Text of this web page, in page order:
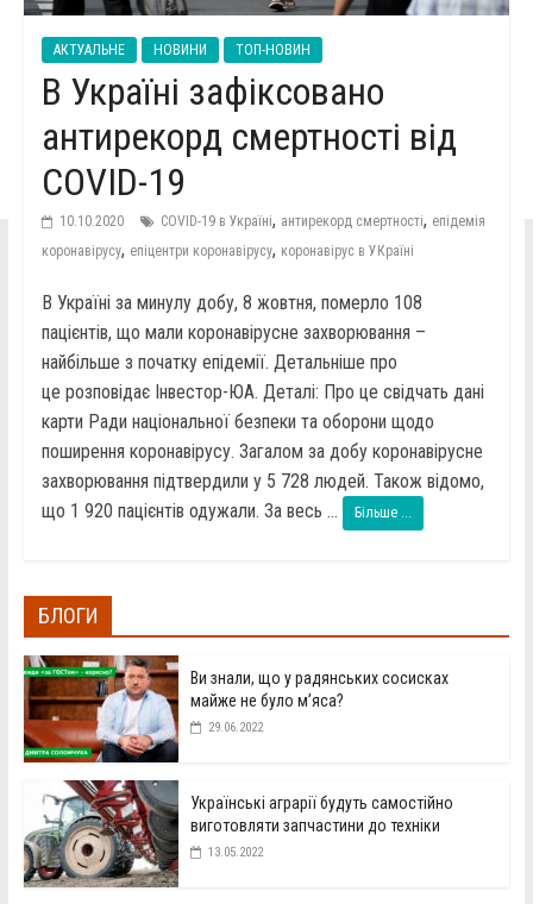
АКТУАЛЬНЕ НОВИНИ ТОП-НОВИН
В Україні зафіксовано
антирекорд смертності від
COVID-19
10.10.2020 COVID-19 в Україні, антирекорд смертності, епідемія
коронавірусу, епіцентри коронавірусу, коронавірус в УКраїні
В Україні за минулу добу, 8 жовтня, померло 108
пацієнтів, що мали коронавірусне захворювання –
найбільше з початку епідемії. Детальніше про
це розповідає Інвестор-ЮА. Деталі: Про це свідчать дані
карти Ради національної безпеки та оборони щодо
поширення коронавірусу. Загалом за добу коронавірусне
захворювання підтвердили у 5 728 людей. Також відомо,
що 1 920 пацієнтів одужали. За весь ...
Більше ...
БЛОГИ
Ви знали, що у радянських сосисках
майже не було м’яса?
29.06.2022
Українські аграрії будуть самостійно
виготовляти запчастини до техніки
13.05.2022